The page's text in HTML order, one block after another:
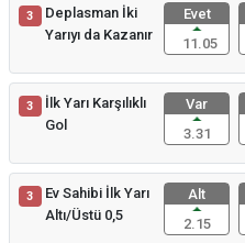
3
Deplasman İki
Yarıyı da Kazanır
Evet
11.05
3
İlk Yarı Karşılıklı
Gol
Var
3.31
3
Ev Sahibi İlk Yarı
Altı/Üstü 0,5
Alt
2.15